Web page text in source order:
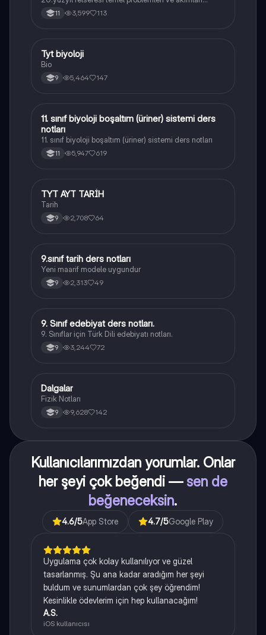
konularını içermektedir
11 3,599 113
Biyoloji
Tyt biyoloji
Bio
9 5,464 147
Biyoloji
11. sınıf biyoloji boşaltım (üriner) sistemi ders
notları
11. sınıf biyoloji boşaltım (üriner) sistemi ders notları
11 5,947 619
Tarih
TYT AYT TARİH
Tarih
9 2,708 64
Tarih
9.sınıf tarih ders notları
Yeni maarif modele uygundur
9 2,313 49
Türk Dili ve Edebiyatı
9. Sınıf edebiyat ders notları.
9. Sınıflar için Türk Dili edebiyatı notları.
9 3,244 72
Fizik
Dalgalar
Fizik Notları
9 9,628 142
Kullanıcılarımızdan yorumlar. Onlar
her şeyi çok beğendi — sen de
beğeneceksin.
4.6/5App Store 4.7/5Google Play
Uygulama çok kolay kullanılıyor ve güzel
tasarlanmış. Şu ana kadar aradığım her şeyi
buldum ve sunumlardan çok şey öğrendim!
Kesinlikle ödevlerim için hep kullanacağım!
A.S.
iOS kullanıcısı